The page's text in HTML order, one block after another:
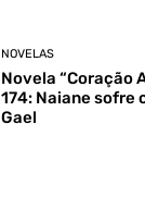
NOVELAS
Novela “Coração
174: Naiane sofre
Gael